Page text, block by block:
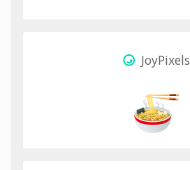
JoyPixels